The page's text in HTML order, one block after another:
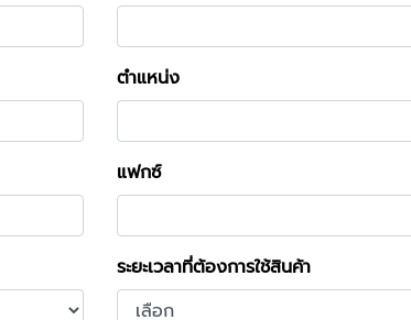
ตำแหน่ง
แฟกซ์
ระยะเวลาที่ต้องการใช้สินค้า